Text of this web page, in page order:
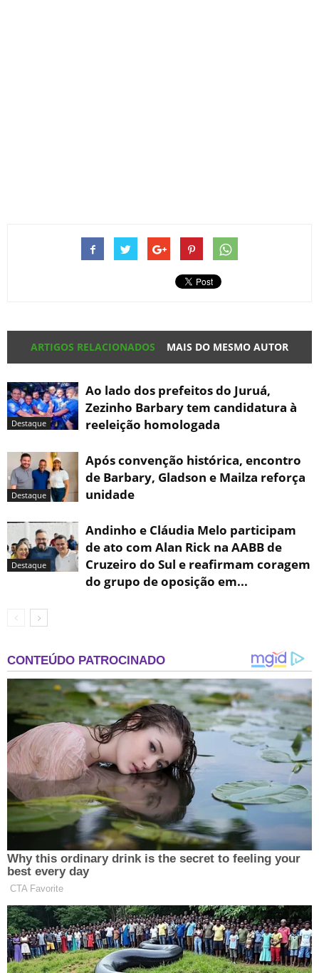
ARTIGOS RELACIONADOS MAIS DO MESMO AUTOR
Destaque
Ao lado dos prefeitos do Juruá,
Zezinho Barbary tem candidatura à
reeleição homologada
Destaque
Após convenção histórica, encontro
de Barbary, Gladson e Mailza reforça
unidade
Destaque
Andinho e Cláudia Melo participam
de ato com Alan Rick na AABB de
Cruzeiro do Sul e reafirmam coragem
do grupo de oposição em...